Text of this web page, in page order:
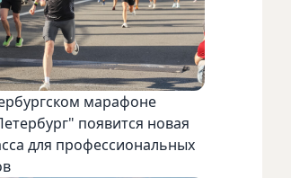
марафоне
появится новая
для профессиональных